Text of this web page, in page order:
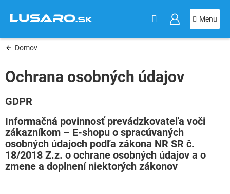
obsah
Domov
Ochrana osobných údajov
GDPR
Informačná povinnosť prevádzkovateľa voči
zákazníkom – E-shopu o spracúvaných
osobných údajoch podľa zákona NR SR č.
18/2018 Z.z. o ochrane osobných údajov a o
zmene a doplnení niektorých zákonov